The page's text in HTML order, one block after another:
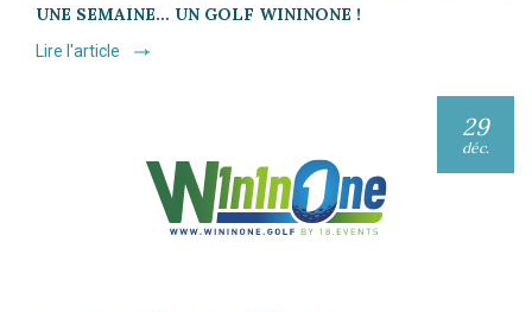
UNE SEMAINE… UN GOLF WININONE !
Lire l'article
29
déc.